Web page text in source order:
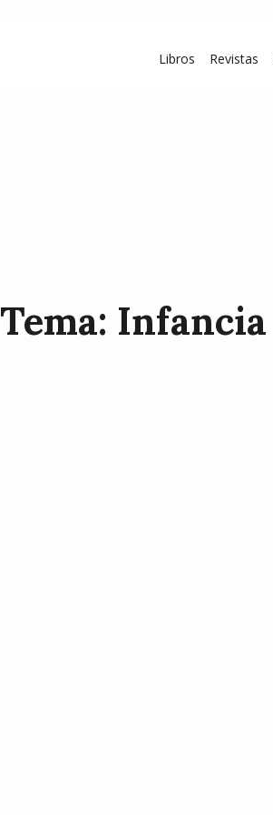
Libros Revistas
Tema: Infancia